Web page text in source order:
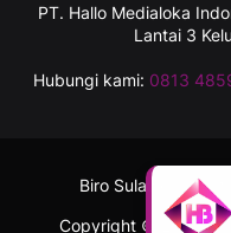
PT. Hallo Medialoka
Lantai 3
Hubungi kami: 0813
Copyright © 2026
Biro Sulawesi